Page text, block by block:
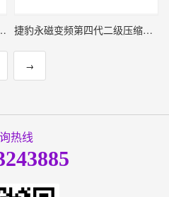
活塞机 捷豹永磁变频第四代二级压缩（ZLS-2iC系列）
→
热线